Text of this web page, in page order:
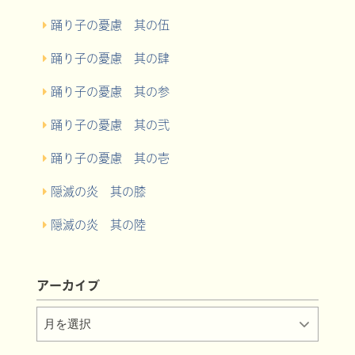
踊り子の憂慮 其の伍
踊り子の憂慮 其の肆
踊り子の憂慮 其の参
踊り子の憂慮 其の弐
踊り子の憂慮 其の壱
隠滅の炎 其の膝
隠滅の炎 其の陸
アーカイブ